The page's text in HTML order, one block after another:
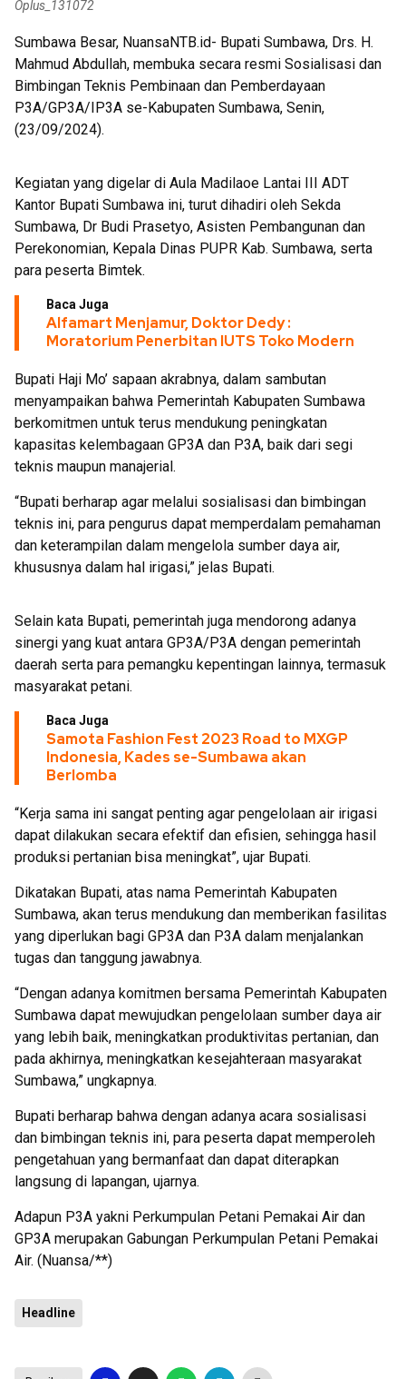
Oplus_131072
Sumbawa Besar, NuansaNTB.id- Bupati Sumbawa, Drs. H.
Mahmud Abdullah, membuka secara resmi Sosialisasi dan
Bimbingan Teknis Pembinaan dan Pemberdayaan
P3A/GP3A/IP3A se-Kabupaten Sumbawa, Senin,
(23/09/2024).
Kegiatan yang digelar di Aula Madilaoe Lantai III ADT
Kantor Bupati Sumbawa ini, turut dihadiri oleh Sekda
Sumbawa, Dr Budi Prasetyo, Asisten Pembangunan dan
Perekonomian, Kepala Dinas PUPR Kab. Sumbawa, serta
para peserta Bimtek.
Baca Juga
Alfamart Menjamur, Doktor Dedy :
Moratorium Penerbitan IUTS Toko Modern
Bupati Haji Mo’ sapaan akrabnya, dalam sambutan
menyampaikan bahwa Pemerintah Kabupaten Sumbawa
berkomitmen untuk terus mendukung peningkatan
kapasitas kelembagaan GP3A dan P3A, baik dari segi
teknis maupun manajerial.
“Bupati berharap agar melalui sosialisasi dan bimbingan
teknis ini, para pengurus dapat memperdalam pemahaman
dan keterampilan dalam mengelola sumber daya air,
khususnya dalam hal irigasi,” jelas Bupati.
Selain kata Bupati, pemerintah juga mendorong adanya
sinergi yang kuat antara GP3A/P3A dengan pemerintah
daerah serta para pemangku kepentingan lainnya, termasuk
masyarakat petani.
Baca Juga
Samota Fashion Fest 2023 Road to MXGP
Indonesia, Kades se-Sumbawa akan
Berlomba
“Kerja sama ini sangat penting agar pengelolaan air irigasi
dapat dilakukan secara efektif dan efisien, sehingga hasil
produksi pertanian bisa meningkat”, ujar Bupati.
Dikatakan Bupati, atas nama Pemerintah Kabupaten
Sumbawa, akan terus mendukung dan memberikan fasilitas
yang diperlukan bagi GP3A dan P3A dalam menjalankan
tugas dan tanggung jawabnya.
“Dengan adanya komitmen bersama Pemerintah Kabupaten
Sumbawa dapat mewujudkan pengelolaan sumber daya air
yang lebih baik, meningkatkan produktivitas pertanian, dan
pada akhirnya, meningkatkan kesejahteraan masyarakat
Sumbawa,” ungkapnya.
Bupati berharap bahwa dengan adanya acara sosialisasi
dan bimbingan teknis ini, para peserta dapat memperoleh
pengetahuan yang bermanfaat dan dapat diterapkan
langsung di lapangan, ujarnya.
Adapun P3A yakni Perkumpulan Petani Pemakai Air dan
GP3A merupakan Gabungan Perkumpulan Petani Pemakai
Air. (Nuansa/**)
Headline